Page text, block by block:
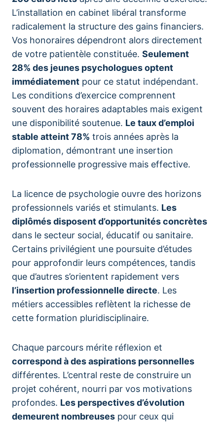
L’installation en cabinet libéral transforme
radicalement la structure des gains financiers.
Vos honoraires dépendront alors directement
de votre patientèle constituée. Seulement
28% des jeunes psychologues optent
immédiatement pour ce statut indépendant.
Les conditions d’exercice comprennent
souvent des horaires adaptables mais exigent
une disponibilité soutenue. Le taux d’emploi
stable atteint 78% trois années après la
diplomation, démontrant une insertion
professionnelle progressive mais effective.
La licence de psychologie ouvre des horizons
professionnels variés et stimulants. Les
diplômés disposent d’opportunités concrètes
dans le secteur social, éducatif ou sanitaire.
Certains privilégient une poursuite d’études
pour approfondir leurs compétences, tandis
que d’autres s’orientent rapidement vers
l’insertion professionnelle directe. Les
métiers accessibles reflètent la richesse de
cette formation pluridisciplinaire.
Chaque parcours mérite réflexion et
correspond à des aspirations personnelles
différentes. L’central reste de construire un
projet cohérent, nourri par vos motivations
profondes. Les perspectives d’évolution
demeurent nombreuses pour ceux qui